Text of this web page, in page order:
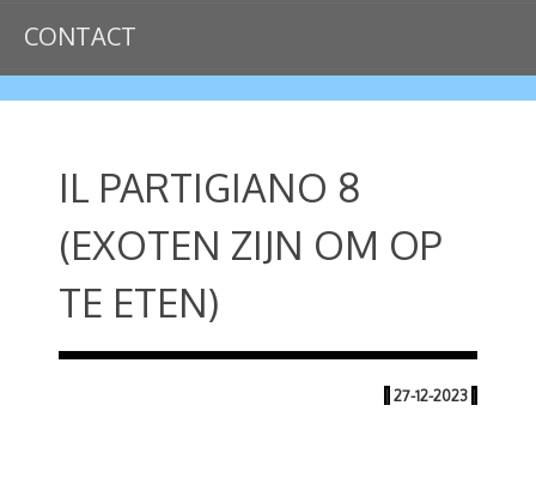
CONTACT
IL PARTIGIANO 8
(EXOTEN ZIJN OM OP
TE ETEN)
| 27-12-2023 |